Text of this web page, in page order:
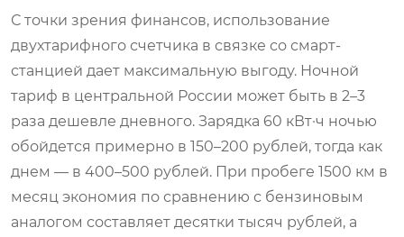
С точки зрения финансов, использование
двухтарифного счетчика в связке со смарт-
станцией дает максимальную выгоду. Ночной
тариф в центральной России может быть в 2–3
раза дешевле дневного. Зарядка 60 кВт·ч ночью
обойдется примерно в 150–200 рублей, тогда как
днем — в 400–500 рублей. При пробеге 1500 км в
месяц экономия по сравнению с бензиновым
аналогом составляет десятки тысяч рублей, а